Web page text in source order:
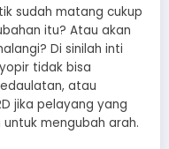
sudah matang cukup
itu? Atau akan
Di sinilah inti
tidak bisa
atau
jika pelayang yang
mengubah arah.